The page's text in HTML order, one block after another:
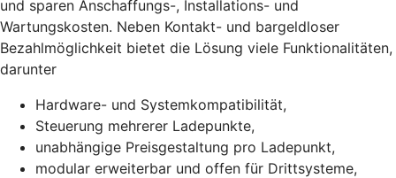
und sparen Anschaffungs-, Installations- und
Wartungskosten. Neben Kontakt- und bargeldloser
Bezahlmöglichkeit bietet die Lösung viele Funktionalitäten,
darunter
Hardware- und Systemkompatibilität,
Steuerung mehrerer Ladepunkte,
unabhängige Preisgestaltung pro Ladepunkt,
modular erweiterbar und offen für Drittsysteme,